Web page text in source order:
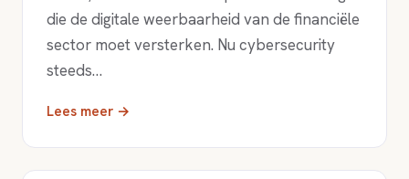
die de digitale weerbaarheid van de financiële
sector moet versterken. Nu cybersecurity
steeds…
Lees meer →